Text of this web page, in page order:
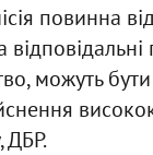
повинна
можуть
ДБР.